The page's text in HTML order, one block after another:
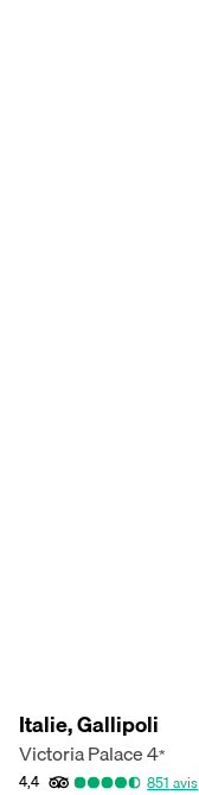
Italie, Gallipoli
Victoria Palace4*
4,4 851 avis